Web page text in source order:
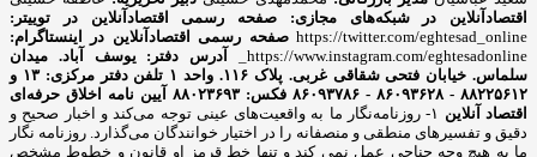
اقتصادآنلاین در شبکه‌های مجازی:
صفحه رسمی اقتصادآنلاین در توییتر:
https://twitter.com/eghtesad_online صفحه رسمی اقتصادآنلاین در اینستاگرام:
https://www.instagram.com/eghtesadonline_
آدرس دفتر: یوسف آباد. میدان
سلماس. خیابان فتحی شقاقی غربی. پلاک ۱۱۶. واحد ۱
تلفن دفتر مرکزی: ۱۳ و
۸۸۲۲۵۶۱۲ - ۸۶۰۹۳۶۲۸ - ۸۶۰۹۳۷۸۶ فکس: ۸۸۰۲۳۶۹۳
آیین نامه اخلاق حرفه‌ای
اقتصاد آنلاین
۱- روزنامه‌نگار ما به واقعیت‌های عینی توجه می‌کند و اخبار صحیح و
دقیق و تفسیرهای منطقی و منصفانه را در اختیار خوانندگان می‌گذارد. روزنامه نگار
ما به هیچ وجه جناحی عمل نمی کند و تنها خط قرمز او قانون و خطوط مشخص